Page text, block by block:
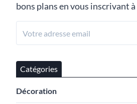
bons plans en vous inscrivant
Catégories
Décoration